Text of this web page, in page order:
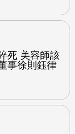
死 美容師該
事徐則鈺律